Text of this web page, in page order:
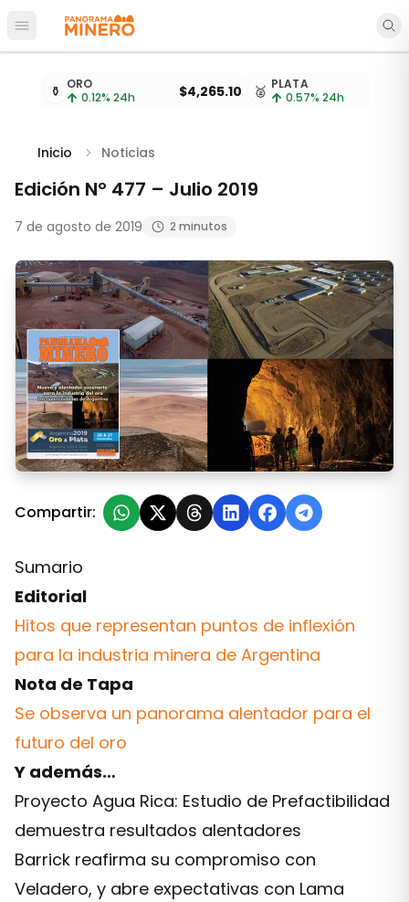
Abrir menú principal
Cotizaciones de metales actualizadas cada 15
⚱️ ORO
0.12% 24h $4,265.10 🥈 PLATA
0.57% 24h
Inicio Noticias
Edición Nº 477 – Julio 2019
7 de agosto de 2019 2 minutos
Edición Nº 477 – Julio 2019
Compartir:
Sumario
Editorial
Hitos que representan puntos de inflexión
para la industria minera de Argentina
Nota de Tapa
Se observa un panorama alentador para el
futuro del oro
Y además…
Proyecto Agua Rica: Estudio de Prefactibilidad
demuestra resultados alentadores
Barrick reafirma su compromiso con
Veladero, y abre expectativas con Lama